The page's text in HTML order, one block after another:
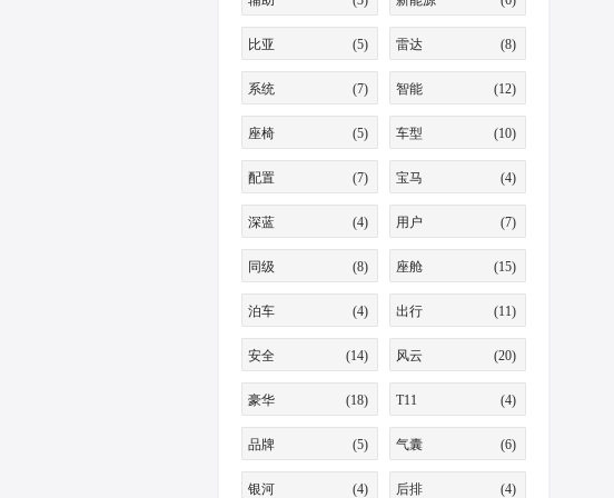
比亚 (5) 雷达 (8)
系统 (7) 智能 (12)
座椅 (5) 车型 (10)
配置 (7) 宝马 (4)
深蓝 (4) 用户 (7)
同级 (8) 座舱 (15)
泊车 (4) 出行 (11)
安全 (14) 风云 (20)
豪华 (18) T11 (4)
品牌 (5) 气囊 (6)
银河 (4) 后排 (4)